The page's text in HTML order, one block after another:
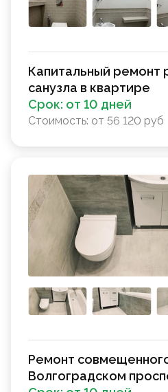
Капитальный ремонт
санузла в квартире
Срок: от 10 дней
Стоимость: от 56 120 руб
Ремонт
Волгоградском